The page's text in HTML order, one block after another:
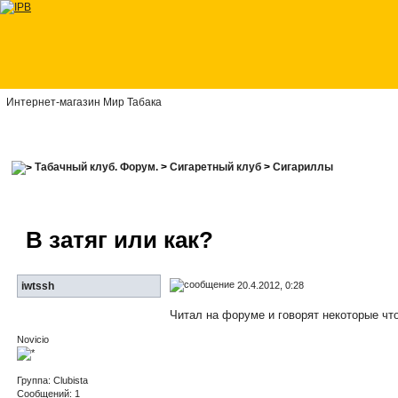
Интернет-магазин Мир Табака
Табачный клуб. Форум. >Сигаретный клуб >Сигариллы
В затяг или как?
iwtssh 20.4.2012, 0:28
Novicio
Группа: Clubista
Сообщений: 1
Читал на форуме и говорят некоторые